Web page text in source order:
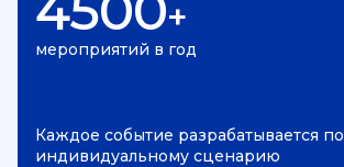
+
мероприятий в год
Каждое событие разрабатывается по
индивидуальному сценарию